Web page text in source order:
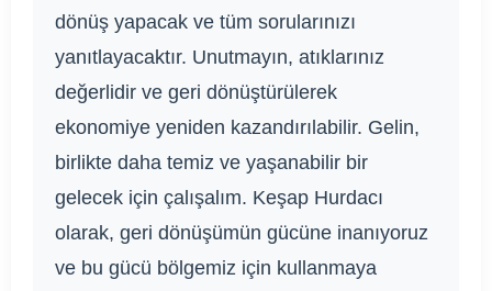
dönüş yapacak ve tüm sorularınızı
yanıtlayacaktır. Unutmayın, atıklarınız
değerlidir ve geri dönüştürülerek
ekonomiye yeniden kazandırılabilir. Gelin,
birlikte daha temiz ve yaşanabilir bir
gelecek için çalışalım. Keşap Hurdacı
olarak, geri dönüşümün gücüne inanıyoruz
ve bu gücü bölgemiz için kullanmaya